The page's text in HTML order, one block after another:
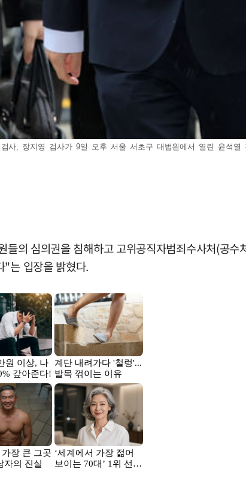
사, 장지영 검사가 9일 오후 서울 서초구 대법원에서 열린 윤석
의 심의권을 침해하고 고위공직자범죄수사처(공
"는 입장을 밝혔다.